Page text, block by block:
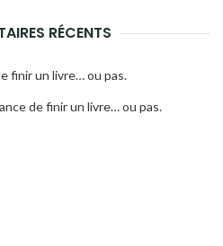
RÉCENTS
finir un livre… ou pas.
de finir un livre… ou pas.